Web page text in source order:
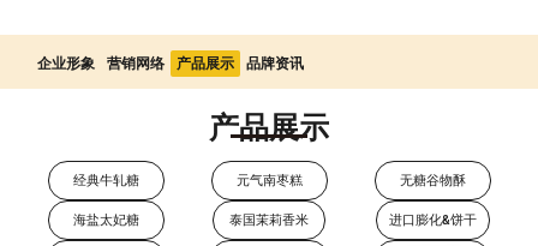
企业形象 营销网络 产品展示 品牌资讯
产品展示
经典牛轧糖 元气南枣糕 无糖谷物酥
海盐太妃糖 泰国茉莉香米 进口膨化&饼干